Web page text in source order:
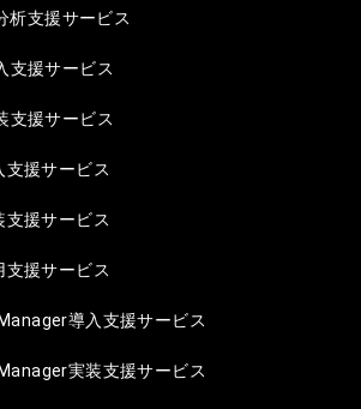
支援サービス
支援サービス
支援サービス
援サービス
援サービス
援サービス
導入支援サービス
実装支援サービス